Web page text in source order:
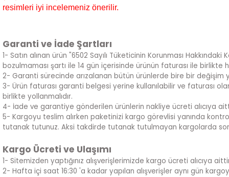
resimleri iyi incelemeniz önerilir.
Garanti ve İade Şartları
1- Satın alınan ürün "6502 Sayılı Tüketicinin Korunması
bozulmaması şartı ile 14 gün içerisinde ürünün faturası ile
2- Garanti sürecinde arızalanan bütün ürünlerde bire bir değişim
3- Ürün faturası garanti belgesi yerine kullanılabilir ve faturası
birlikte yollanmalıdır.
4- İade ve garantiye gönderilen ürünlerin nakliye ücreti alıcıya
5- Kargoyu teslim alırken paketinizi kargo görevlisi yanında
tutanak tutunuz. Aksi takdirde tutanak tutulmayan kargolarda
Kargo Ücreti ve Ulaşımı
1- Sitemizden yaptığınız alışverişlerimizde kargo ücreti alıcıya
2- Hafta içi saat 16:30 'a kadar yapılan alışverişler aynı gün